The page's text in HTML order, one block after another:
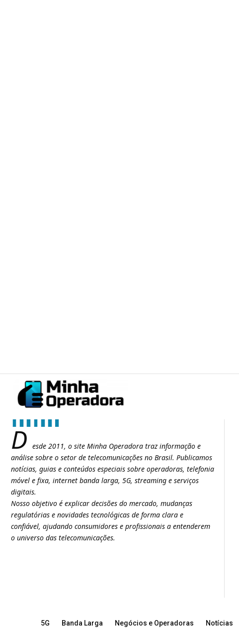
D esde 2011, o site Minha Operadora traz informação e
análise sobre o setor de telecomunicações no Brasil. Publicamos
notícias, guias e conteúdos especiais sobre operadoras, telefonia
móvel e fixa, internet banda larga, 5G, streaming e serviços
digitais.
Nosso objetivo é explicar decisões do mercado, mudanças
regulatórias e novidades tecnológicas de forma clara e
confiável, ajudando consumidores e profissionais a entenderem
o universo das telecomunicações.
5G Banda Larga Negócios e Operadoras Notícias